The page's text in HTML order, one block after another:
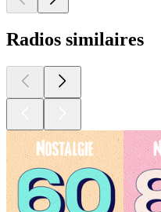
Radios similaires